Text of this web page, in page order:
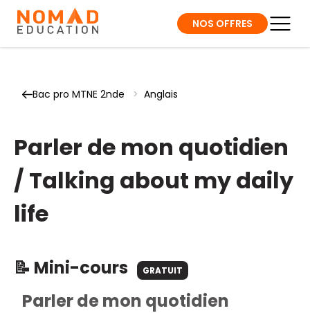
NOS OFFRES
Bac pro MTNE 2nde > Anglais
Parler de mon quotidien
/ Talking about my daily
life
📝 Mini-cours GRATUIT
Parler de mon quotidien